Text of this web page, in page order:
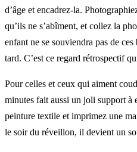
d’âge et encadrez-la.
qu’ils ne s’abîment, et collez la
enfant ne se souviendra pas de
tard. C’est ce regard rétrospectif
Pour celles et ceux qui aiment
minutes fait aussi un joli support à
peinture textile et imprimez une
le soir du réveillon, il devient un